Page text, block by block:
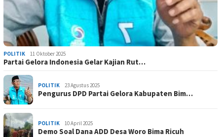
POLITIK 11 Oktober 2025
Partai Gelora Indonesia Gelar Kajian Rut…
POLITIK 23 Agustus 2025
Pengurus DPD Partai Gelora Kabupaten Bim…
POLITIK 10 April 2025
Demo Soal Dana ADD Desa Woro Bima Ricuh